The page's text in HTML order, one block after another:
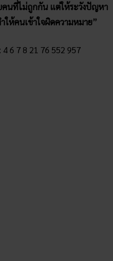
คนที่ไม่ถูกกัน แต่ให้ระวังปัญหา
ให้คนเข้าใจผิดความหมาย”
4 6 7 8 21 76 552 957